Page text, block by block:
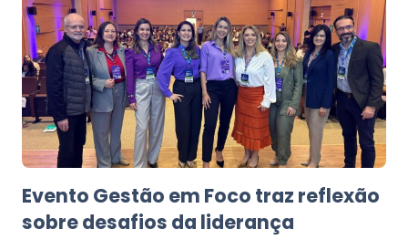
Evento Gestão em Foco traz reflexão
sobre desafios da liderança